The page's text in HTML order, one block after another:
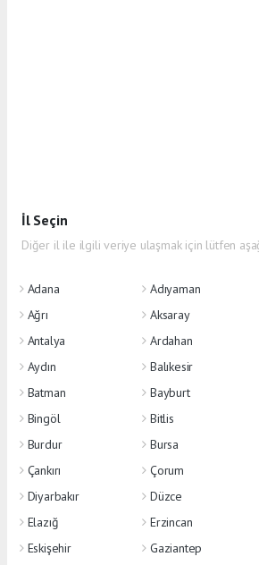
İl Seçin
Diğer il ile ilgili veriye ulaşmak için lütfen
Adana Adıyaman
Ağrı
Aksaray
Antalya
Ardahan
Aydın
Balıkesir
Batman
Bayburt
Bingöl
Bitlis
Burdur
Bursa
Çankırı
Çorum
Diyarbakır
Düzce
Elazığ
Erzincan
Eskişehir
Gaziantep